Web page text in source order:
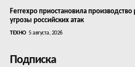
Ferrexpo приостановила производство
угрозы российских атак
ТЕХНО 5 августа, 2026
Подписка